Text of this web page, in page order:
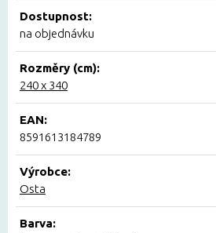
Dostupnost:
na objednávku
Rozměry (cm):
240 x 340
EAN:
8591613184789
Výrobce:
Osta
Barva: